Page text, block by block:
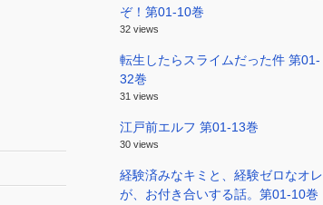
ぞ！第01-10巻
32 views
転生したらスライムだった件 第01-
32巻
31 views
江戸前エルフ 第01-13巻
30 views
経験済みなキミと、経験ゼロなオレ
が、お付き合いする話。第01-10巻